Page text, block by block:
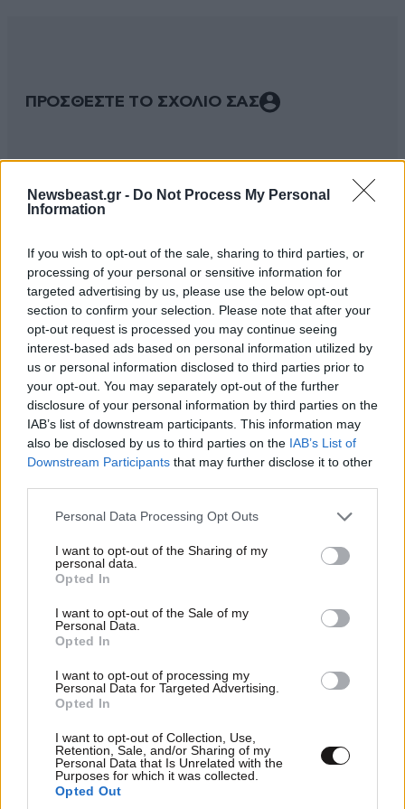
Newsbeast.gr - Do Not Process My Personal
Information
If you wish to opt-out of the sale, sharing to third parties, or
processing of your personal or sensitive information for
targeted advertising by us, please use the below opt-out
section to confirm your selection. Please note that after your
opt-out request is processed you may continue seeing
interest-based ads based on personal information utilized by
us or personal information disclosed to third parties prior to
your opt-out. You may separately opt-out of the further
disclosure of your personal information by third parties on the
IAB’s list of downstream participants. This information may
also be disclosed by us to third parties on the IAB’s List of
Downstream Participants that may further disclose it to other
Please note that this website/app uses one or more Google
not limited to your visit or usage behaviour. You may click to
grant or deny consent to Google and its third-party tags to
use your data for below specified purposes in below Google
consent section.
Personal Data Processing Opt Outs
I want to opt-out of the Sharing of my
personal data.
Opted In
I want to opt-out of the Sale of my
Personal Data.
Opted In
I want to opt-out of processing my
Personal Data for Targeted Advertising.
Opted In
I want to opt-out of Collection, Use,
Retention, Sale, and/or Sharing of my
Personal Data that Is Unrelated with the
Purposes for which it was collected.
Opted Out
ΠΡΟΣΘΕΣΤΕ ΤΟ ΣΧΟΛΙΟ ΣΑΣ
Xαρακτήρες: 0/1000
Διαβάστε και ακολουθήστε τους κανόνες σχολιασμού
Υπάρχει εξήγηση 14·11·2021 17:35
Κάναμε 1 - 2 επειδή φέτος ο Κούλης δεν κατάφερε να
φέρει ούτε 1 μεγάλο αθλητή παγκόσμιας κλάσεως από
το εξωτερικό.
Απαντήστε
Έχεις πρόβλημα και δεν το ξέρεις ...
Απαντήστε